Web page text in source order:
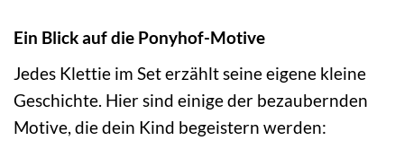
Ein Blick auf die Ponyhof-Motive
Jedes Klettie im Set erzählt seine eigene kleine
Geschichte. Hier sind einige der bezaubernden
Motive, die dein Kind begeistern werden: